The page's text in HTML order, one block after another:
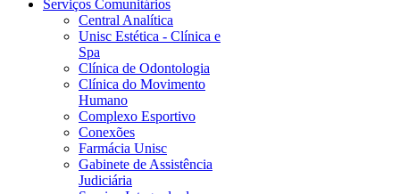
Serviços Comunitários
Central Analítica
Unisc Estética - Clínica e
Spa
Clínica de Odontologia
Clínica do Movimento
Humano
Complexo Esportivo
Conexões
Farmácia Unisc
Gabinete de Assistência
Judiciária